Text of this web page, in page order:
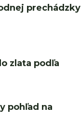
prechádzky
zlata podľa
pohľad na